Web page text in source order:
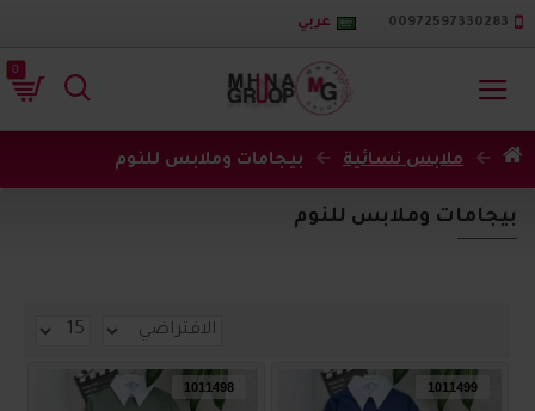
00972597330283 عربي
0
ملابس نسائية بيجامات وملابس للنوم
بيجامات وملابس للنوم
1011499
1011498